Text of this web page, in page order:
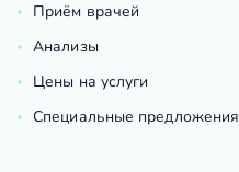
Приём врачей
Анализы
Цены на услуги
Специальные предложения